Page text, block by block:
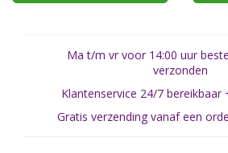
Ma t/m vr voor 14:00 uur
verzonden
Klantenservice 24/7 bereikbaar
Gratis verzending vanaf een